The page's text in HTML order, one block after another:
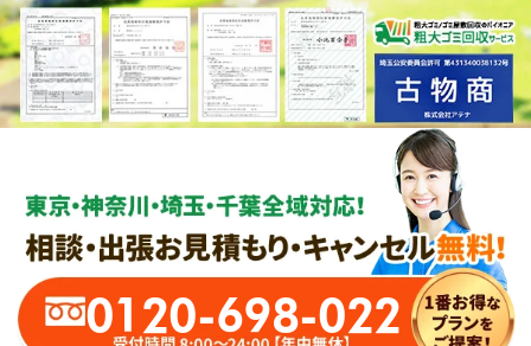
0120-698-022